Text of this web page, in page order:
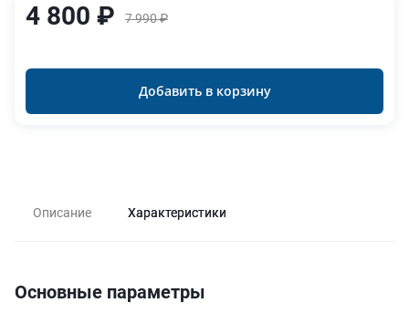
7 990 ₽
4 800 ₽
Добавить в корзину
Описание Характеристики
Основные параметры